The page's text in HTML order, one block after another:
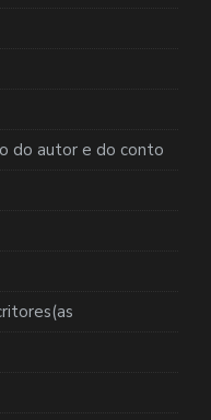
do autor e do conto